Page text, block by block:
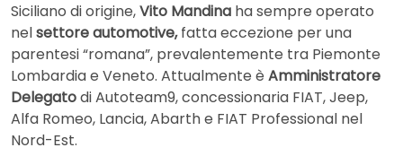
Siciliano di origine,Vito Mandina ha sempre operato
nelsettore automotive,fatta eccezione per una
parentesi “romana”, prevalentemente tra Piemonte
Lombardia e Veneto. Attualmente è Amministratore
Delegatodi Autoteam9, concessionaria FIAT, Jeep,
Alfa Romeo, Lancia, Abarth e FIAT Professional nel
Nord-Est.